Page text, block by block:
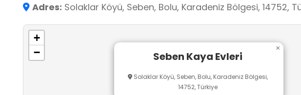
Adres: Solaklar Köyü, Seben, Bolu, Karadeniz Bölgesi, 14752,
Seben Kaya Evleri
Solaklar Köyü, Seben, Bolu, Karadeniz Bölgesi,
14752, Türkiye
×
+
−